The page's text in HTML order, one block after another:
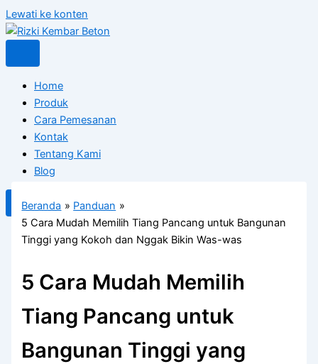
Lewati ke konten
Home
Produk
Cara Pemesanan
Kontak
Tentang Kami
Blog
X
Beranda
Panduan
5 Cara Mudah Memilih Tiang Pancang untuk Bangunan
Tinggi yang Kokoh dan Nggak Bikin Was-was
5 Cara Mudah Memilih
Tiang Pancang untuk
Bangunan Tinggi yang